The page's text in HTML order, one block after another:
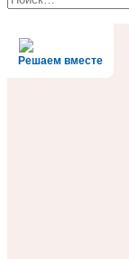
Решаем вместе